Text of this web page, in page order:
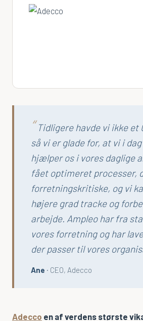
Service & Field Service
Implementering
AmpleoCRM
Produkter
Ampleo Data Connector
Ampleo Portal
Tidligere havde vi ikke et
så vi er glade for, at vi i
hjælper os i vores daglige
fået optimeret processer,
forretningskritiske, og vi
højere grad tracke og
arbejde. Ampleo har fra
vores forretning og har
der passer til vores
Ane · CEO, Adecco
Adecco en af verdens største